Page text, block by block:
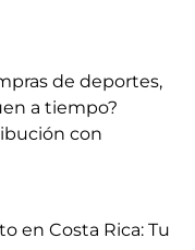
de deportes,
a tiempo?
con